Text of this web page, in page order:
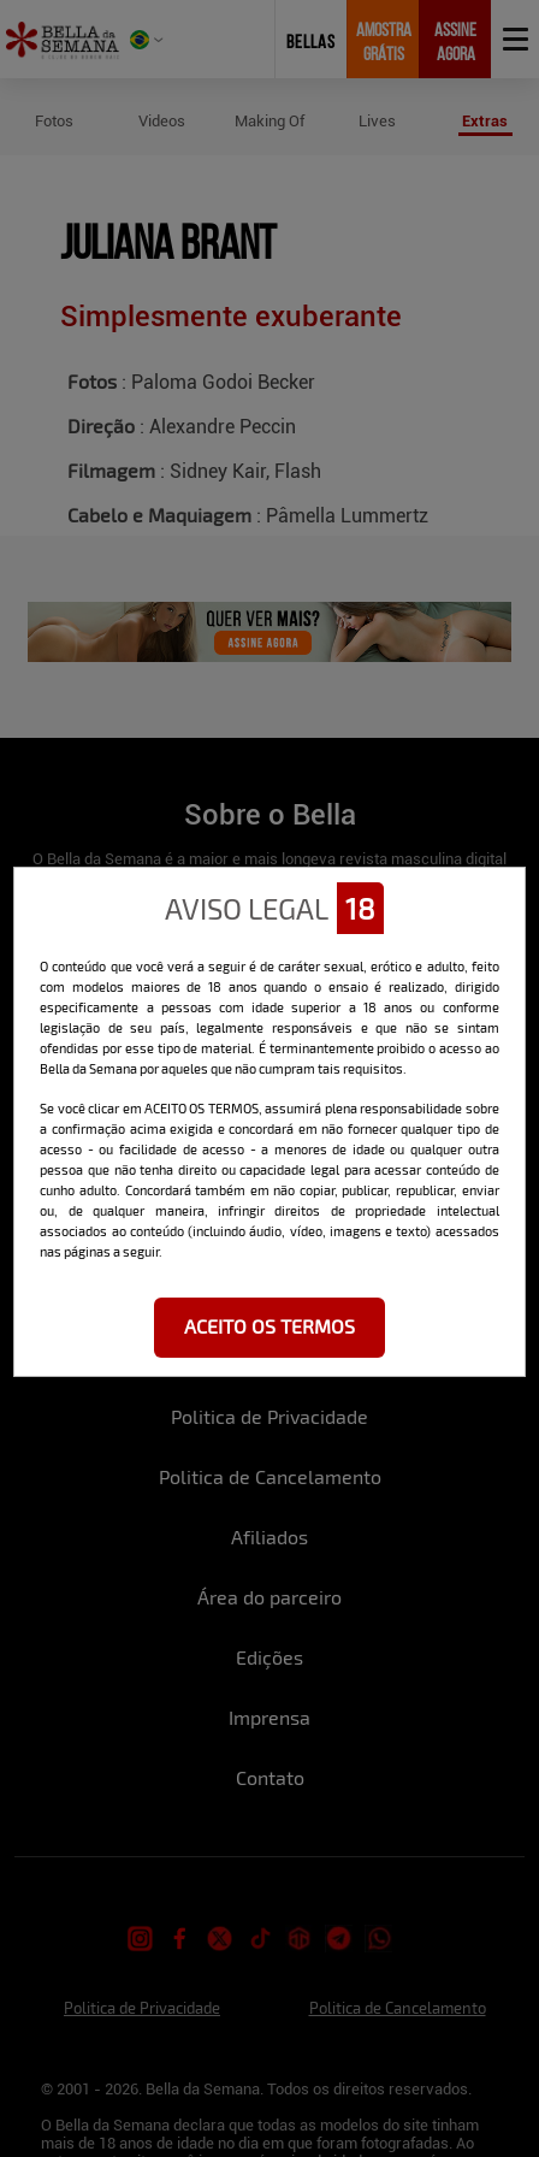
BELLAS
AMOSTRA
GRÁTIS
ASSINE
AGORA
Fotos Videos Making Of Lives Extras
Juliana Brant
Simplesmente exuberante
Fotos : Paloma Godoi Becker
Direção : Alexandre Peccin
Filmagem : Sidney Kair, Flash
Cabelo e Maquiagem : Pâmella Lummertz
AVISO LEGAL 18
O conteúdo que você verá a seguir é de caráter sexual, erótico e adulto, feito
com modelos maiores de 18 anos quando o ensaio é realizado, dirigido
especificamente a pessoas com idade superior a 18 anos ou conforme
legislação de seu país, legalmente responsáveis e que não se sintam
ofendidas por esse tipo de material. É terminantemente proibido o acesso ao
Bella da Semana por aqueles que não cumpram tais requisitos.
Se você clicar em ACEITO OS TERMOS, assumirá plena responsabilidade sobre
a confirmação acima exigida e concordará em não fornecer qualquer tipo de
acesso - ou facilidade de acesso - a menores de idade ou qualquer outra
pessoa que não tenha direito ou capacidade legal para acessar conteúdo de
cunho adulto. Concordará também em não copiar, publicar, republicar, enviar
ou, de qualquer maneira, infringir direitos de propriedade intelectual
associados ao conteúdo (incluindo áudio, vídeo, imagens e texto) acessados
nas páginas a seguir.
ACEITO OS TERMOS
Sobre o Bella
O Bella da Semana é a maior e mais longeva revista masculina digital
qualidade, além de conteúdo editorial sobre saúde, esportes, moda,
comportamento, relacionamentos, tecnologia e erotismo.
Politica de Privacidade
Politica de Cancelamento
Afiliados
Área do parceiro
Edições
Imprensa
Contato
Cadastre-se e receba a mais
Ao se cadastrar, você concorda em receber emails da Bella da Semana
e aceita nossos termos de uso da web e política de privacidade e
Politica de Privacidade Politica de Cancelamento
© 2001 - 2026. Bella da Semana. Todos os direitos reservados.
O Bella da Semana declara que todas as modelos do site tinham
mais de 18 anos de idade no dia em que foram fotografadas. Ao